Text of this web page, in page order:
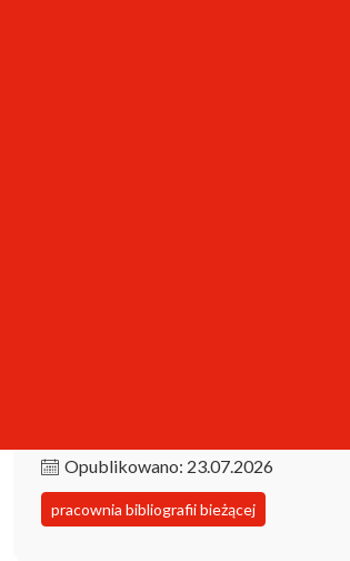
Opublikowano: 23.07.2026
pracownia bibliografii bieżącej